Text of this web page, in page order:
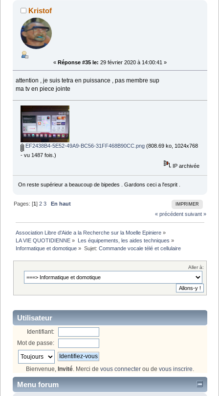
Kristof
« Réponse #35 le: 29 février 2020 à 14:00:41 »
attention , je suis tetra en puissance , pas membre sup
ma tv en piece jointe
EF2438B4-5E52-49A9-BC56-31FF468B90CC.png(808.69 ko, 1024x768
- vu 1487 fois.)
IP archivée
On reste supérieur a beaucoup de bipedes . Gardons ceci a l'esprit .
IMPRIMER
Pages: [1]2 3
En haut
« précédent suivant »
Association Libre d'Aide a la Recherche sur la Moelle Epiniere »
LA VIE QUOTIDIENNE » Les équipements, les aides techniques »
Informatique et domotique » Sujet: Commande vocale télé et cellulaire
Aller à:
Utilisateur
Identifiant:
Mot de passe:
Bienvenue, Invité . Merci de vous connecter ou de vous inscrire
Menu forum